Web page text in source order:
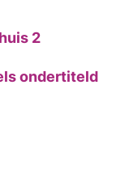
2
ondertiteld